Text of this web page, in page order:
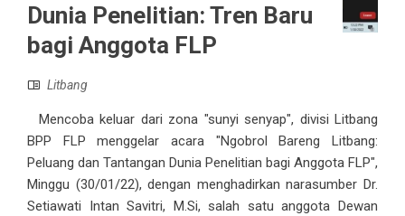
Dunia Penelitian: Tren Baru
bagi Anggota FLP
Litbang
Mencoba keluar dari zona "sunyi senyap", divisi Litbang
BPP FLP menggelar acara "Ngobrol Bareng Litbang:
Peluang dan Tantangan Dunia Penelitian bagi Anggota FLP",
Minggu (30/01/22), dengan menghadirkan narasumber Dr.
Setiawati Intan Savitri, M.Si, salah satu anggota Dewan